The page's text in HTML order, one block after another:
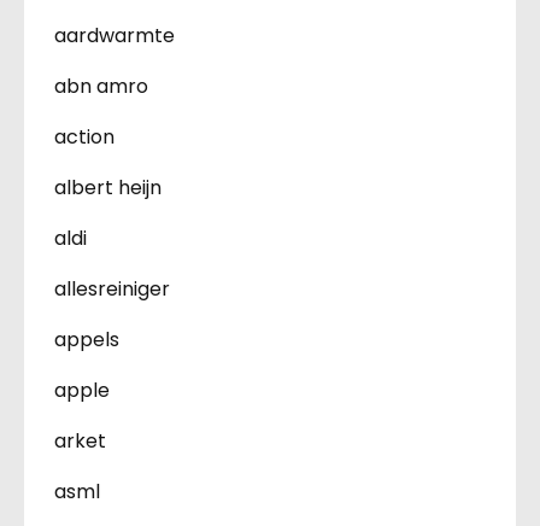
aardwarmte
abn amro
action
albert heijn
aldi
allesreiniger
appels
apple
arket
asml